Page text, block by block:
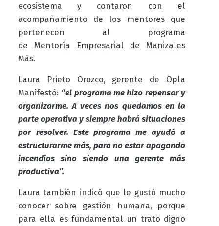
ecosistema y contaron con el
acompañamiento de los mentores que
pertenecen al programa
deMentoría Empresarial de Manizales
Más.
Laura Prieto Orozco, gerente de Opla
Manifestó: “el programa me hizo repensar y
organizarme. A veces nos quedamos en la
parte operativa y siempre habrá situaciones
por resolver. Este programa me ayudó a
estructurarme más, para no estar apagando
incendios sino siendo una gerente más
productiva”.
Laura también indicó que le gustó mucho
conocer sobre gestión humana, porque
para ella es fundamental un trato digno